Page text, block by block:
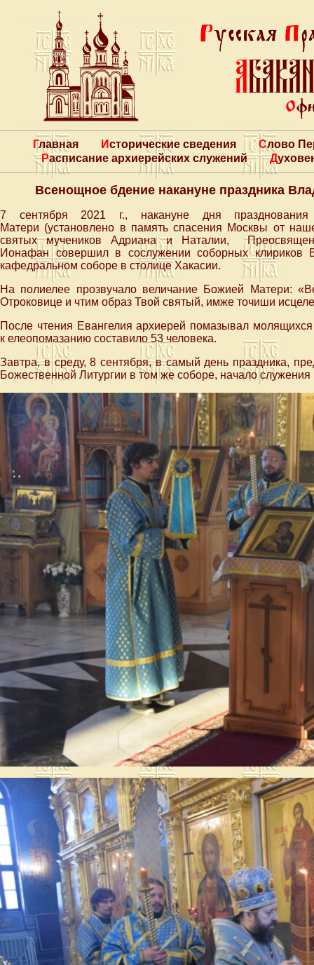
Главная Исторические сведения
Слово
Расписание архиерейских служений
Всенощное бдение накануне праздника
7 сентября 2021 г., накануне дня
Матери (установлено в память спасения Москвы от
святых мучеников Адриана и Наталии,
Ионафан совершил в сослужении соборных клириков
кафедральном соборе в столице Хакасии.
На полиелее прозвучало величание Божией Матери:
Отроковице и чтим образ Твой святый, имже точиши
После чтения Евангелия архиерей помазывал
к елеопомазанию составило 53 человека.
Завтра, в среду, 8 сентября, в самый день праздника,
Божественной Литургии в том же соборе, начало служения